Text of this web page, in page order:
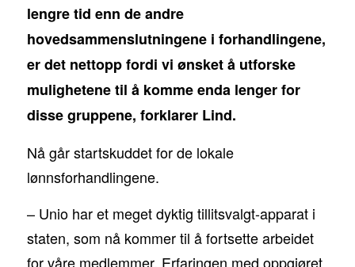
lengre tid enn de andre
hovedsammenslutningene i forhandlingene,
er det nettopp fordi vi ønsket å utforske
mulighetene til å komme enda lenger for
disse gruppene, forklarer Lind.
Nå går startskuddet for de lokale
lønnsforhandlingene.
– Unio har et meget dyktig tillitsvalgt-apparat i
staten, som nå kommer til å fortsette arbeidet
for våre medlemmer. Erfaringen med oppgjøret